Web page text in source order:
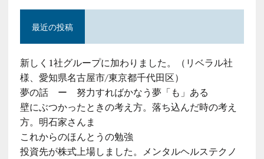
最近の投稿
新しく1社グループに加わりました。（リベラル社
様、愛知県名古屋市/東京都千代田区）
夢の話 ー 努力すればかなう夢「も」ある
壁にぶつかったときの考え方。落ち込んだ時の考え
方。明石家さんま
これからのほんとうの勉強
投資先が株式上場しました。メンタルヘルステクノ